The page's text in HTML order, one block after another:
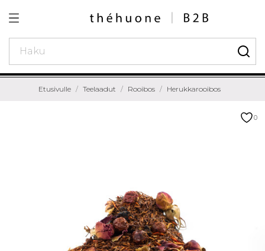
Etusivulle Teelaadut Rooibos Herukkarooibos
0